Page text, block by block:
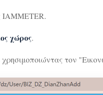
IAMMETER.
χώρος.
τον